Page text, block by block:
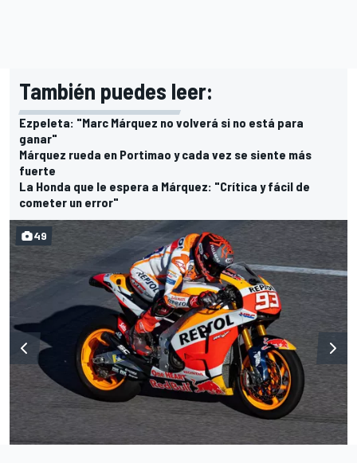
También puedes leer:
Ezpeleta: "Marc Márquez no volverá si no está para
ganar"
Márquez rueda en Portimao y cada vez se siente más
fuerte
La Honda que le espera a Márquez: "Crítica y fácil de
cometer un error"
49